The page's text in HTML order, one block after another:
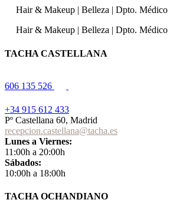
Hair & Makeup | Belleza | Dpto. Médico
Hair & Makeup | Belleza | Dpto. Médico
TACHA CASTELLANA
606 135 526
+34 915 612 433
Pº Castellana 60, Madrid
recepcion.castellana@tacha.es
Lunes a Viernes:
11:00h a 20:00h
Sábados:
10:00h a 18:00h
TACHA OCHANDIANO